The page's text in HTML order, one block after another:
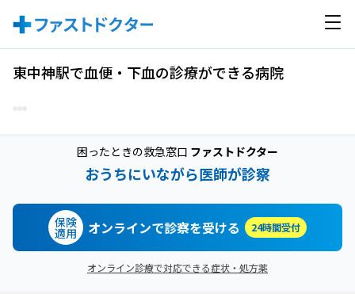
東中神駅で血便・下血の診療ができる病院
困ったときの救急窓口 ファストドクター
おうちにいながら医師が診察
保険
適用 オンラインで診察を受ける 24時間受付
オンライン診療で対応できる症状・処方薬